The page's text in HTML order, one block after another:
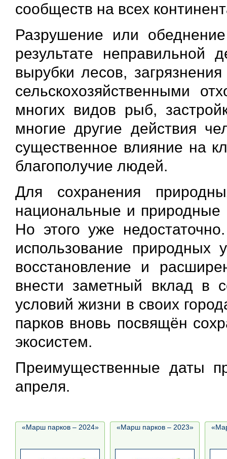
сообществ на всех
Разрушение или
результате неправильной
вырубки лесов,
сельскохозяйственными
многих видов рыб,
многие другие действия
существенное влияние на
благополучие людей.
Для сохранения
национальные и природные
Но этого уже
использование
восстановление и
внести заметный вклад в
условий жизни в своих
парков вновь посвящён
экосистем.
Преимущественные даты
апреля.
«Марш парков – 2024» «Марш парков – 2023»